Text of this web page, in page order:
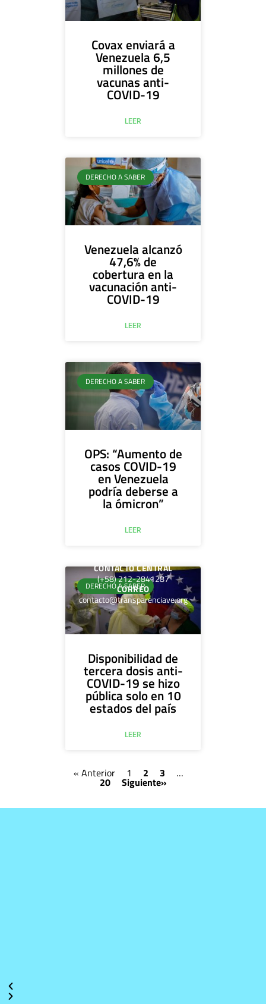
Covax enviará a
Venezuela 6,5
millones de
vacunas anti-
COVID-19
LEER
DERECHO A SABER
Venezuela alcanzó
47,6% de
cobertura en la
vacunación anti-
COVID-19
LEER
DERECHO A SABER
OPS: “Aumento de
casos COVID-19
en Venezuela
podría deberse a
la ómicron”
LEER
DERECHO A SABER
Disponibilidad de
tercera dosis anti-
COVID-19 se hizo
pública solo en 10
estados del país
LEER
« Anterior 1 2 3 …
20 Siguiente»
CONTACTO CENTRAL
(+58) 212-2841287
CORREO
contacto@transparenciave.org